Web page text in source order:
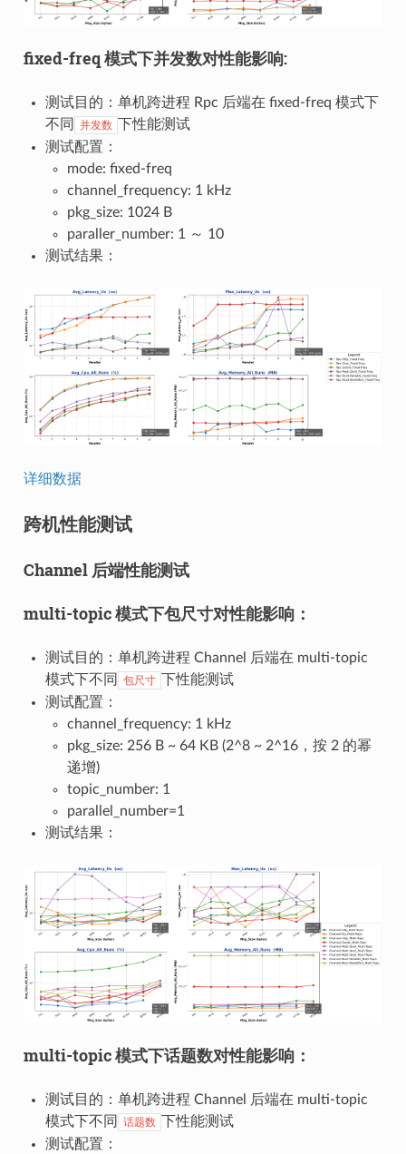
fixed-freq 模式下并发数对性能影响:
测试目的：单机跨进程 Rpc 后端在 fixed-freq 模式下
不同
并发数
下性能测试
测试配置：
mode: fixed-freq
channel_frequency: 1 kHz
pkg_size: 1024 B
paraller_number: 1 ～ 10
测试结果：
详细数据
跨机性能测试
Channel 后端性能测试
multi-topic 模式下包尺寸对性能影响：
测试目的：单机跨进程 Channel 后端在 multi-topic
模式下不同
包尺寸
下性能测试
测试配置：
channel_frequency: 1 kHz
pkg_size: 256 B ~ 64 KB (2^8 ~ 2^16，按 2 的幂
递增)
topic_number: 1
parallel_number=1
测试结果：
multi-topic 模式下话题数对性能影响：
测试目的：单机跨进程 Channel 后端在 multi-topic
模式下不同
话题数
下性能测试
测试配置：